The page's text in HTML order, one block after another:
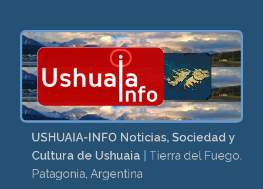
USHUAIA-INFO Noticias, Sociedad y
Cultura de Ushuaia
Tierra del Fuego,
Patagonia, Argentina